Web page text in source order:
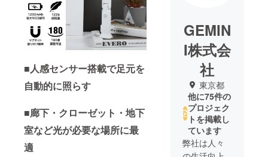
■人感センサー搭載で足元を
自動的に照らす
■廊下・クローゼット・地下
室など光が必要な場所に最
適
GEMIN
I株式会
社
東京都
他に75件の
プロジェク
トを掲載し
ています
弊社は人々